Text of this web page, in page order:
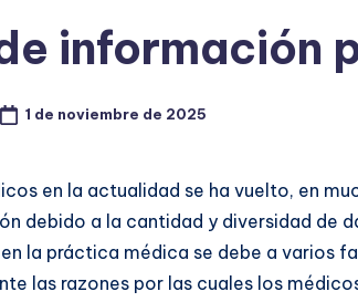
información
1 de noviembre de 2025
en la actualidad se ha vuelto, en
debido a la cantidad y diversidad de
la práctica médica se debe a varios
las razones por las cuales los